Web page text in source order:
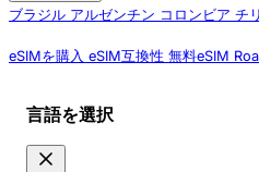
ブラジル アルゼンチン コロンビア チリ
eSIMを購入 eSIM互換性 無料eSIM
言語を選択